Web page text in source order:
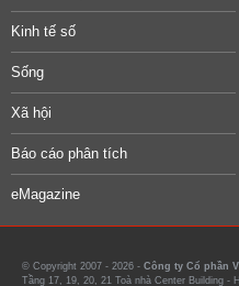
Kinh tế số
Sống
Xã hội
Báo cáo phân tích
eMagazine
© Copyright 2007 - 2026 - Công ty Cổ phần
Tầng 17, 19, 20, 21 Toà nhà Center Building -